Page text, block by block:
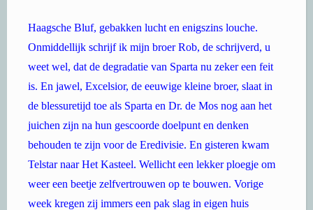
Haagsche Bluf, gebakken lucht en enigszins louche.
Onmiddellijk schrijf ik mijn broer Rob, de schrijverd, u
weet wel, dat de degradatie van Sparta nu zeker een feit
is. En jawel, Excelsior, de eeuwige kleine broer, slaat in
de blessuretijd toe als Sparta en Dr. de Mos nog aan het
juichen zijn na hun gescoorde doelpunt en denken
behouden te zijn voor de Eredivisie. En gisteren kwam
Telstar naar Het Kasteel. Wellicht een lekker ploegje om
weer een beetje zelfvertrouwen op te bouwen. Vorige
week kregen zij immers een pak slag in eigen huis